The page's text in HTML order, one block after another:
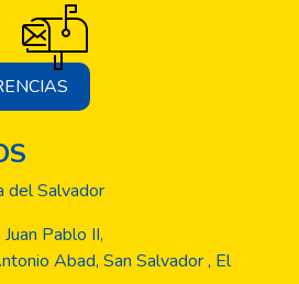
del Salvador
Pablo II,
Abad, San Salvador , El